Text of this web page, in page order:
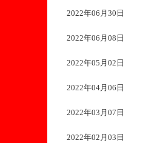
2022年06月30日
2022年06月08日
2022年05月02日
2022年04月06日
2022年03月07日
2022年02月03日